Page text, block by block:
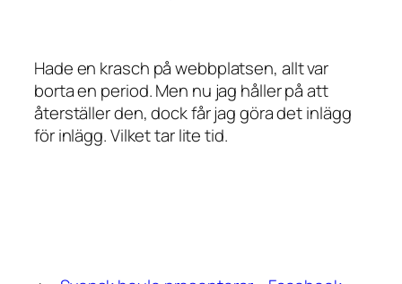
Hade en krasch på webbplatsen, allt var
borta en period. Men nu jag håller på att
återställer den, dock får jag göra det inlägg
för inlägg. Vilket tar lite tid.